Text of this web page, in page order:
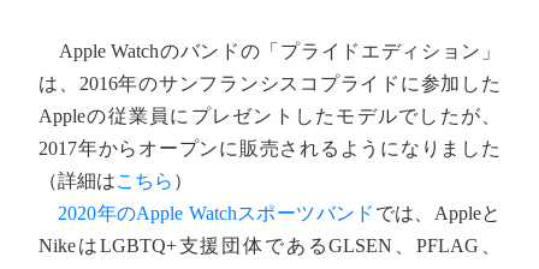
Apple Watchのバンドの「プライドエディション」
は、2016年のサンフランシスコプライドに参加した
Appleの従業員にプレゼントしたモデルでしたが、
2017年からオープンに販売されるようになりました
（詳細はこちら ）
2020年のApple Watchスポーツバンド では、Appleと
NikeはLGBTQ+支援団体であるGLSEN、PFLAG、